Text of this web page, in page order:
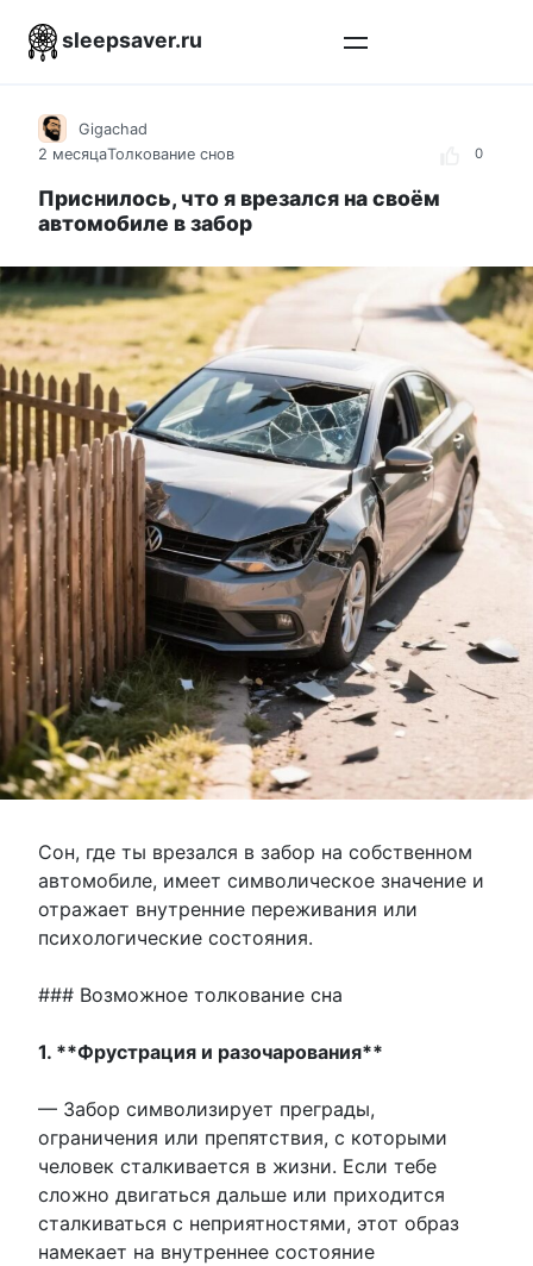
sleepsaver.ru
0
Gigachad
2 месяцаТолкование снов
Приснилось, что я врезался на своём
автомобиле в забор
Сон, где ты врезался в забор на собственном
автомобиле, имеет символическое значение и
отражает внутренние переживания или
психологические состояния.
### Возможное толкование сна
1. **Фрустрация и разочарования**
— Забор символизирует преграды,
ограничения или препятствия, с которыми
человек сталкивается в жизни. Если тебе
сложно двигаться дальше или приходится
сталкиваться с неприятностями, этот образ
намекает на внутреннее состояние